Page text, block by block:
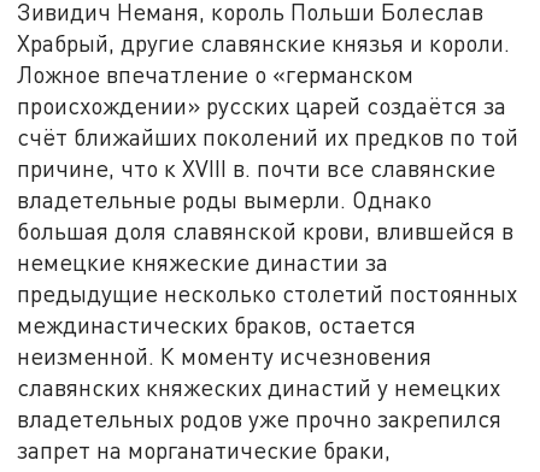
Зивидич Неманя, король Польши Болеслав
Храбрый, другие славянские князья и короли.
Ложное впечатление о «германском
происхождении» русских царей создаётся за
счёт ближайших поколений их предков по той
причине, что к XVIII в. почти все славянские
владетельные роды вымерли. Однако
большая доля славянской крови, влившейся в
немецкие княжеские династии за
предыдущие несколько столетий постоянных
междинастических браков, остается
неизменной. К моменту исчезновения
славянских княжеских династий у немецких
владетельных родов уже прочно закрепился
запрет на морганатические браки,